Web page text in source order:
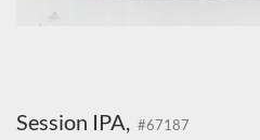
Session IPA, #67187